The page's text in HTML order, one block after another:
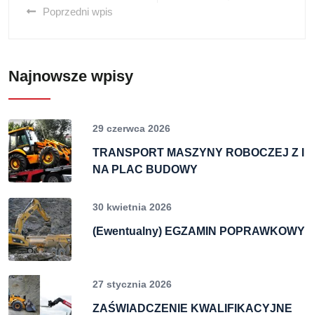
Poprzedni wpis
Najnowsze wpisy
29 czerwca 2026
TRANSPORT MASZYNY ROBOCZEJ Z I
NA PLAC BUDOWY
30 kwietnia 2026
(Ewentualny) EGZAMIN POPRAWKOWY
27 stycznia 2026
ZAŚWIADCZENIE KWALIFIKACYJNE